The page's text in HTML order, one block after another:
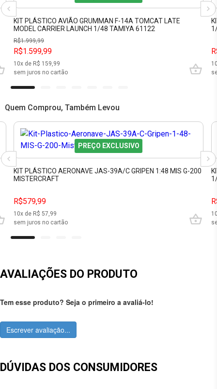
KIT PLÁSTICO AVIÃO GRUMMAN F-14A TOMCAT LATE
MODEL CARRIER LAUNCH 1/48 TAMIYA 61122
R$1.999,99
R$1.599,99
10x de R$ 159,99
sem juros no cartão
Quem Comprou, Também Levou
PREÇO EXCLUSIVO
KIT PLÁSTICO AERONAVE JAS-39A/C GRIPEN 1:48 MIS G-200
MISTERCRAFT
R$579,99
10x de R$ 57,99
sem juros no cartão
AVALIAÇÕES DO PRODUTO
Tem esse produto? Seja o primeiro a avaliá-lo!
Escrever avaliação...
DÚVIDAS DOS CONSUMIDORES